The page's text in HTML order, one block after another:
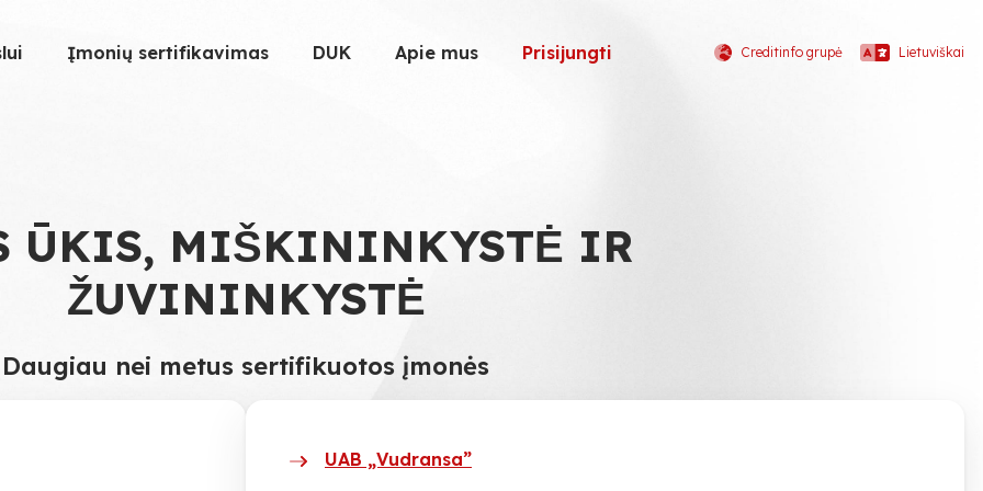
Įmonių sertifikavimas DUK Apie mus Prisijungti Creditinfo grupė Lietuviškai
ŪKIS, MIŠKININKYSTĖ IR
ŽUVININKYSTĖ
Daugiau nei metus sertifikuotos įmonės
UAB „Vudransa”